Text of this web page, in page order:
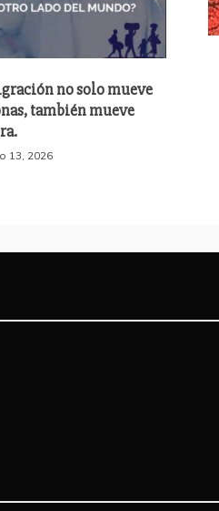
no solo mueve
también mueve
13, 2026